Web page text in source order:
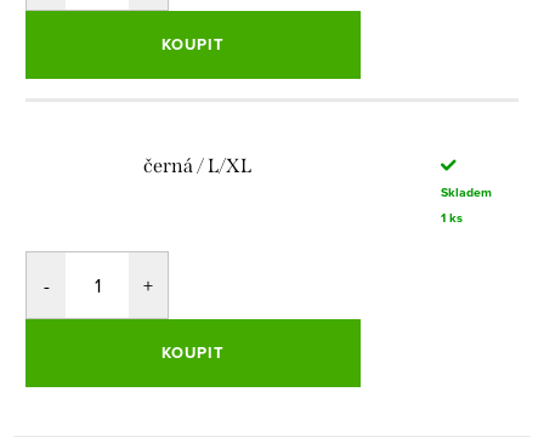
KOUPIT
černá / L/XL
Skladem
1 ks
KOUPIT